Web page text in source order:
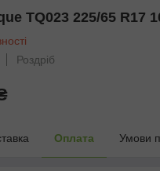
TQ023 225/65 R17
Роздріб
Оплата Умови